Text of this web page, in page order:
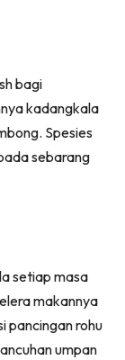
bagi
kadangkala
Spesies
sebarang
setiap masa
makannya
pancingan rohu
umpan